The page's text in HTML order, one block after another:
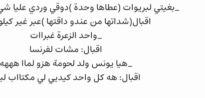
_بغيتي لبريوات (عطاها وحدة )دوقي وردي عليا
اقبال(شداتها من عندو داقتها )عبر غير
_واحد الزعرة غبراات
اقبال: مشات لفرنسا
_هيا يونس ولد لحومة هزو لماا هههه
اقبال: هه كل واحد كيديي لي مكتااب